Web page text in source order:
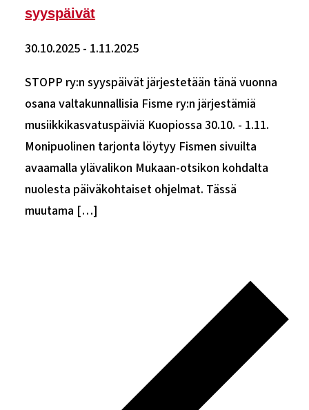
syyspäivät
30.10.2025- 1.11.2025
STOPP ry:n syyspäivät järjestetään tänä vuonna
osana valtakunnallisia Fisme ry:n järjestämiä
musiikkikasvatuspäiviä Kuopiossa 30.10. - 1.11.
Monipuolinen tarjonta löytyy Fismen sivuilta
avaamalla ylävalikon Mukaan-otsikon kohdalta
nuolesta päiväkohtaiset ohjelmat. Tässä
muutama […]